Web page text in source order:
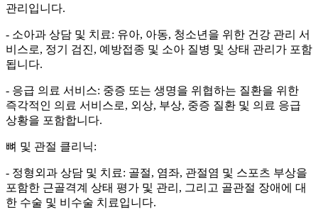
관리입니다.
- 소아과 상담 및 치료: 유아, 아동, 청소년을 위한 건강 관리 서
비스로, 정기 검진, 예방접종 및 소아 질병 및 상태 관리가 포함
됩니다.
- 응급 의료 서비스: 중증 또는 생명을 위협하는 질환을 위한
즉각적인 의료 서비스로, 외상, 부상, 중증 질환 및 의료 응급
상황을 포함합니다.
뼈 및 관절 클리닉:
- 정형외과 상담 및 치료: 골절, 염좌, 관절염 및 스포츠 부상을
포함한 근골격계 상태 평가 및 관리, 그리고 골관절 장애에 대
한 수술 및 비수술 치료입니다.